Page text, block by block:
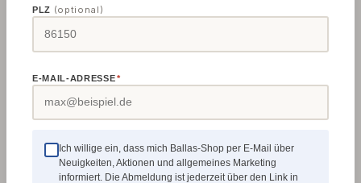
HUNTER Schwanenhals Ausdrehwerkzeug
Klassisches, stabiles Werkzeug für
Schneide, die einen ziehenden Schnitt
erleichtert.Lieferung erfolgt ohne Griff.Technische
Regulärer Preis:
133,88 €
PLZ (optional)
E-MAIL-ADRESSE*
Ich willige ein, dass mich Ballas-Shop per E-Mail über
Neuigkeiten, Aktionen und allgemeines Marketing
informiert. Die Abmeldung ist jederzeit über den Link in